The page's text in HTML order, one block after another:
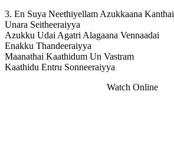
3. En Suya Neethiyellam Azukkaana Kanthai
Unara Seitheeraiyya
Azukku Udai Agatri Alagaana Vennaadai
Enakku Thandeeraiyya
Maanathai Kaathidum Un Vastram
Kaathidu Entru Sonneeraiyya
Watch Online